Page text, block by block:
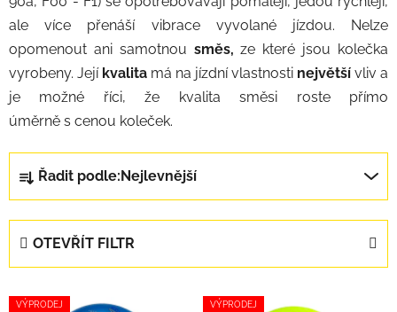
ale více přenáší vibrace vyvolané jízdou. Nelze
opomenout ani samotnou směs, ze které jsou kolečka
vyrobeny. Její kvalita má na jízdní vlastnosti největší vliv a
je možné říci, že kvalita směsi roste přímo
úměrně s cenou koleček.
Řazení produktů
Řadit podle: Nejlevnější
OTEVŘÍT FILTR
Výpis produktů
VÝPRODEJ VÝPRODEJ